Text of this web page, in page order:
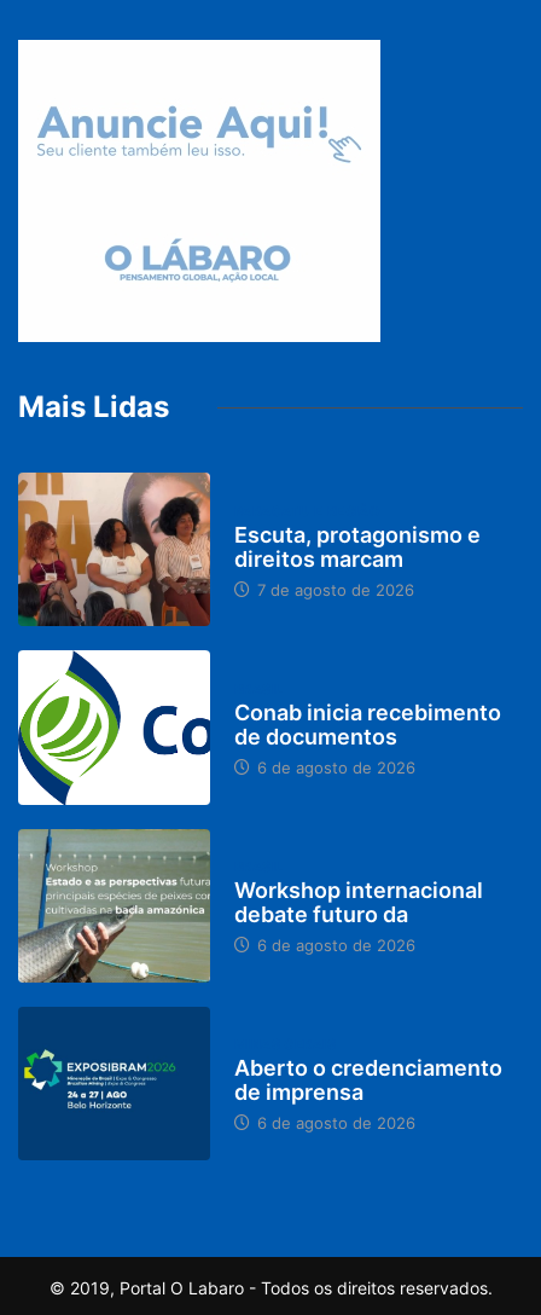
Mais Lidas
Escuta, protagonismo e
direitos marcam
7 de agosto de 2026
Conab inicia recebimento
de documentos
6 de agosto de 2026
Workshop internacional
debate futuro da
6 de agosto de 2026
Aberto o credenciamento
de imprensa
6 de agosto de 2026
© 2019, Portal O Labaro - Todos os direitos reservados.